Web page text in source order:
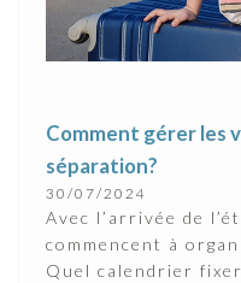
Comment gérer les
séparation?
30/07/2024
Avec l’arrivée de
commencent à
Quel calendrier